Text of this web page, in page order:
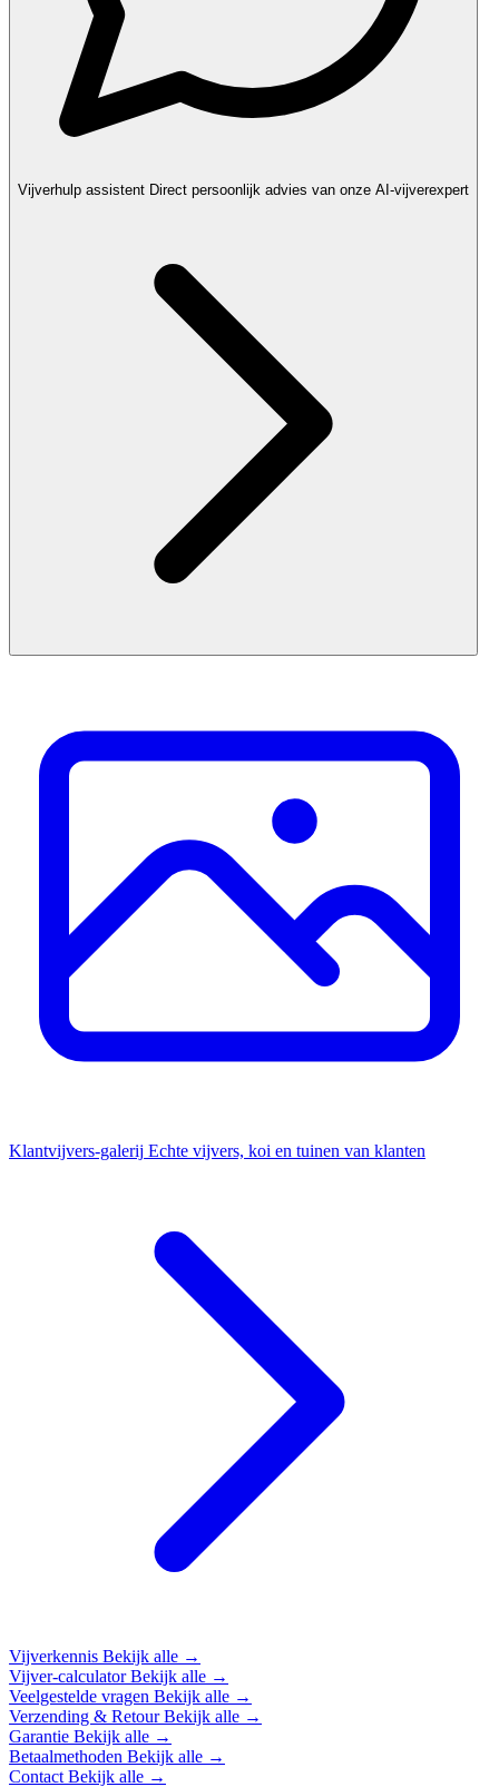
Vijverhulp assistent Direct persoonlijk advies van onze AI-vijverexpert
Klantvijvers-galerij Echte vijvers, koi en tuinen van klanten
Vijverkennis Bekijk alle →
Vijver-calculatorBekijk alle →
Veelgestelde vragen Bekijk alle →
Verzending & RetourBekijk alle →
Garantie Bekijk alle →
Betaalmethoden Bekijk alle →
Contact Bekijk alle →